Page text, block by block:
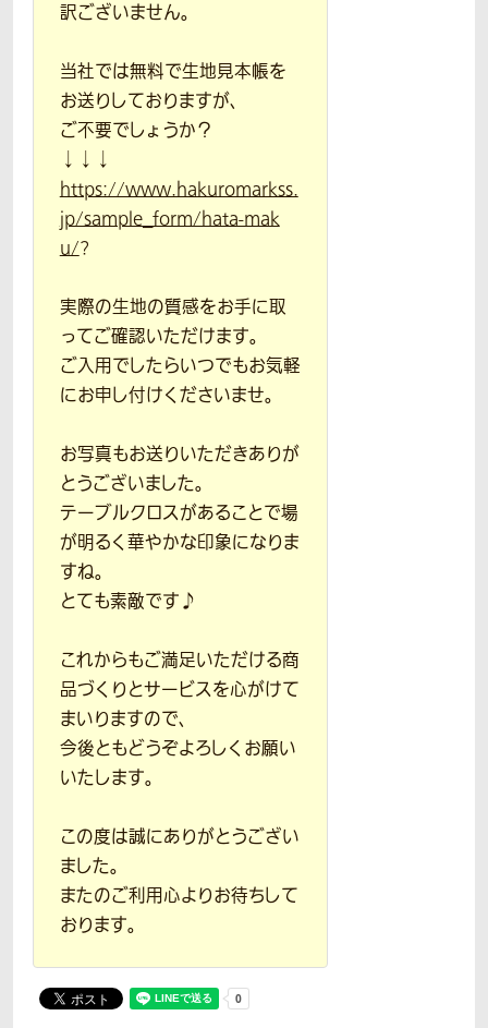
訳ございません。
当社では無料で生地見本帳を
お送りしておりますが、
ご不要でしょうか？
↓↓↓
https://www.hakuromarkss.
jp/sample_form/hata-mak
u/?
実際の生地の質感をお手に取
ってご確認いただけます。
ご入用でしたらいつでもお気軽
にお申し付けくださいませ。
お写真もお送りいただきありが
とうございました。
テーブルクロスがあることで場
が明るく華やかな印象になりま
すね。
とても素敵です♪
これからもご満足いただける商
品づくりとサービスを心がけて
まいりますので、
今後ともどうぞよろしくお願い
いたします。
この度は誠にありがとうござい
ました。
またのご利用心よりお待ちして
おります。